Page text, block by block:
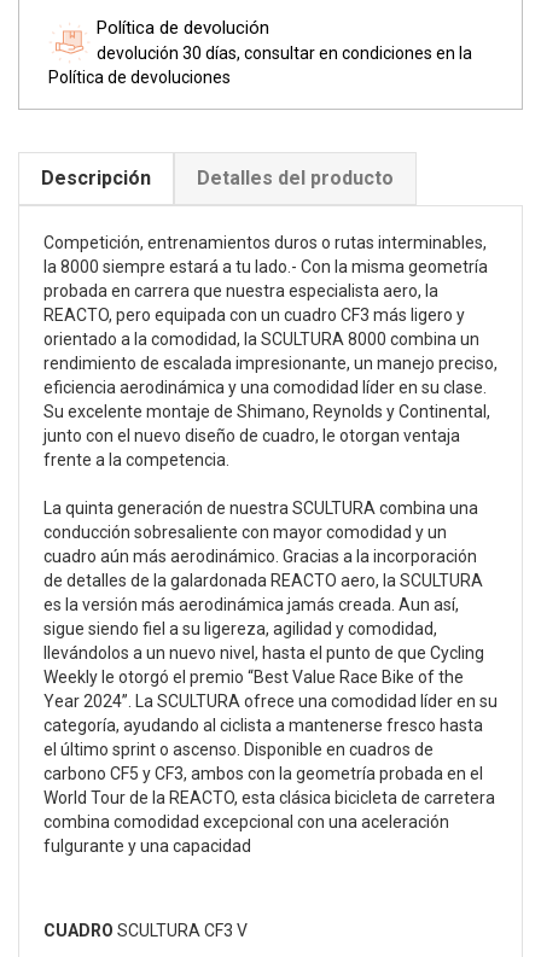
Política de devolución
devolución 30 días, consultar en condiciones en la
Política de devoluciones
Descripción Detalles del producto
Competición, entrenamientos duros o rutas interminables,
la 8000 siempre estará a tu lado.- Con la misma geometría
probada en carrera que nuestra especialista aero, la
REACTO, pero equipada con un cuadro CF3 más ligero y
orientado a la comodidad, la SCULTURA 8000 combina un
rendimiento de escalada impresionante, un manejo preciso,
eficiencia aerodinámica y una comodidad líder en su clase.
Su excelente montaje de Shimano, Reynolds y Continental,
junto con el nuevo diseño de cuadro, le otorgan ventaja
frente a la competencia.
La quinta generación de nuestra SCULTURA combina una
conducción sobresaliente con mayor comodidad y un
cuadro aún más aerodinámico. Gracias a la incorporación
de detalles de la galardonada REACTO aero, la SCULTURA
es la versión más aerodinámica jamás creada. Aun así,
sigue siendo fiel a su ligereza, agilidad y comodidad,
llevándolos a un nuevo nivel, hasta el punto de que Cycling
Weekly le otorgó el premio “Best Value Race Bike of the
Year 2024”. La SCULTURA ofrece una comodidad líder en su
categoría, ayudando al ciclista a mantenerse fresco hasta
el último sprint o ascenso. Disponible en cuadros de
carbono CF5 y CF3, ambos con la geometría probada en el
World Tour de la REACTO, esta clásica bicicleta de carretera
combina comodidad excepcional con una aceleración
fulgurante y una capacidad
CUADRO SCULTURA CF3 V